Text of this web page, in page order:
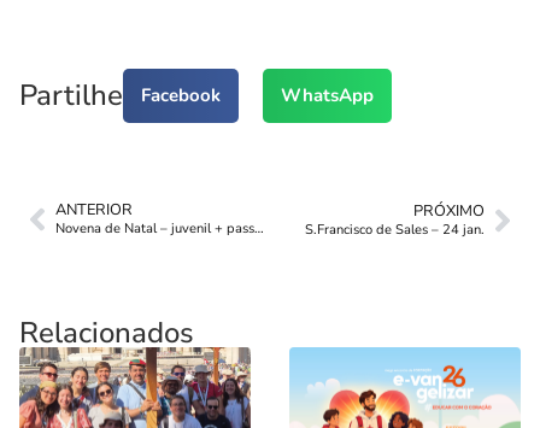
Partilhe Facebook WhatsApp
ANTERIOR
Novena de Natal – juvenil + passo-a-rezar
PRÓXIMO
S.Francisco de Sales – 24 jan.
Relacionados